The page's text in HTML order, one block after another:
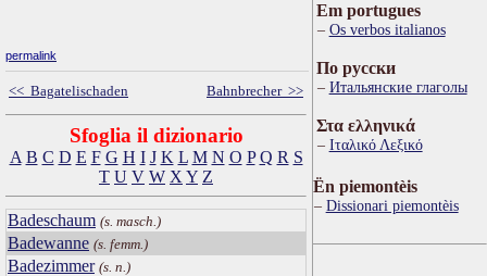
permalink
<< Bagatelischaden Bahnbrecher >>
Sfoglia il dizionario
A B C D E F G H I J K L M N O P Q R S
T U V W X Y Z
Badeschaum (s. masch.)
Badewanne (s. femm.)
Badezimmer (s. n.)
Em portugues
Os verbos italianos
По русски
Итальянские глаголы
Στα ελληνικά
Ιταλικό Λεξικό
Ën piemontèis
Dissionari piemontèis